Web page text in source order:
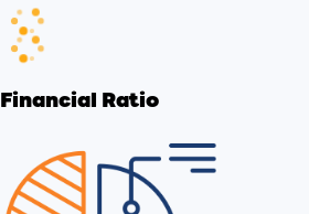
Financial Ratio